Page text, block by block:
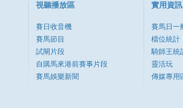
視聽播放區
賽日收音機
賽馬節目
試閘片段
自購馬來港前賽事片段
賽馬娛樂新聞
實用資訊
賽馬日一
檔位統計
騎師王統
靈活玩
傳媒專用